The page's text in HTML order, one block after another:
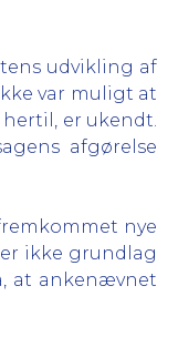
udvikling af
var muligt at
er ukendt.
afgørelse
nye
ikke grundlag
at ankenævnet